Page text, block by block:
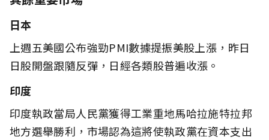
日本
上週五美國公布強勁PMI數據提振美股上漲，昨日
日股開盤跟隨反彈，日經各類股普遍收漲。
印度
印度執政當局人民黨獲得工業重地馬哈拉施特拉邦
地方選舉勝利，市場認為這將使執政黨在資本支出